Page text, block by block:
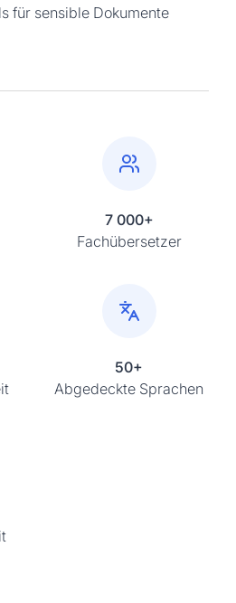
für sensible Dokumente
7 000+
Fachübersetzer
50+
Abgedeckte Sprachen